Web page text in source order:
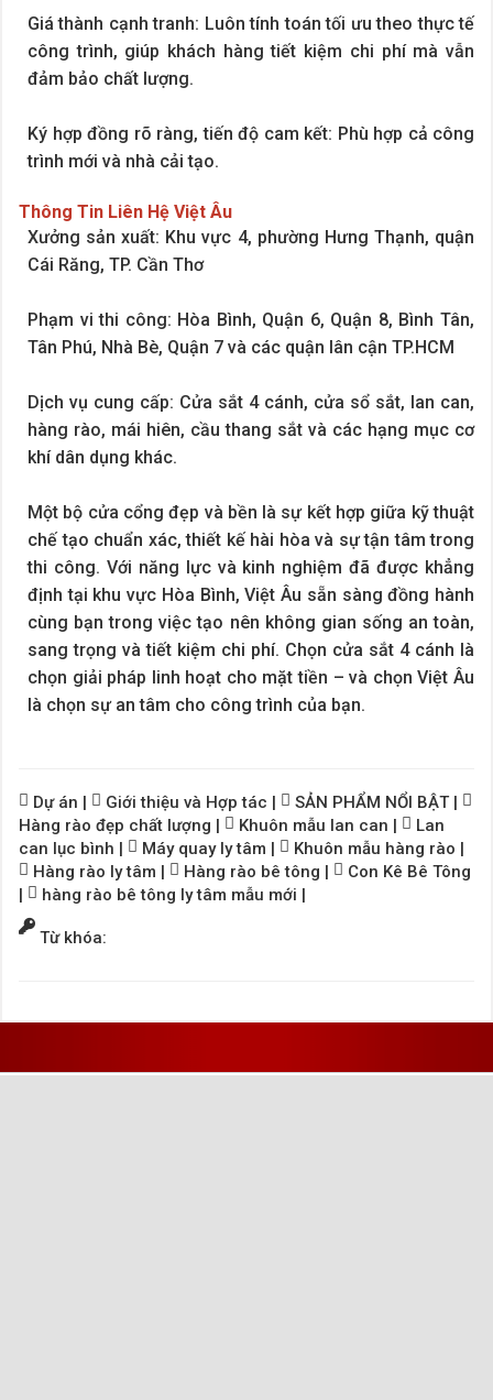
Giá thành cạnh tranh: Luôn tính toán tối ưu theo thực tế
công trình, giúp khách hàng tiết kiệm chi phí mà vẫn
đảm bảo chất lượng.
Ký hợp đồng rõ ràng, tiến độ cam kết: Phù hợp cả công
trình mới và nhà cải tạo.
Thông Tin Liên Hệ Việt Âu
Xưởng sản xuất: Khu vực 4, phường Hưng Thạnh, quận
Cái Răng, TP. Cần Thơ
Phạm vi thi công: Hòa Bình, Quận 6, Quận 8, Bình Tân,
Tân Phú, Nhà Bè, Quận 7 và các quận lân cận TP.HCM
Dịch vụ cung cấp: Cửa sắt 4 cánh, cửa sổ sắt, lan can,
hàng rào, mái hiên, cầu thang sắt và các hạng mục cơ
khí dân dụng khác.
Một bộ cửa cổng đẹp và bền là sự kết hợp giữa kỹ thuật
chế tạo chuẩn xác, thiết kế hài hòa và sự tận tâm trong
thi công. Với năng lực và kinh nghiệm đã được khẳng
định tại khu vực Hòa Bình, Việt Âu sẵn sàng đồng hành
cùng bạn trong việc tạo nên không gian sống an toàn,
sang trọng và tiết kiệm chi phí. Chọn cửa sắt 4 cánh là
chọn giải pháp linh hoạt cho mặt tiền – và chọn Việt Âu
là chọn sự an tâm cho công trình của bạn.
Dự án | Giới thiệu và Hợp tác | SẢN PHẨM NỔI BẬT |
Hàng rào đẹp chất lượng | Khuôn mẫu lan can |
Lan
can lục bình | Máy quay ly tâm | Khuôn mẫu hàng rào |
Hàng rào ly tâm | Hàng rào bê tông |
Con Kê Bê Tông
|
hàng rào bê tông ly tâm mẫu mới |
Từ khóa: